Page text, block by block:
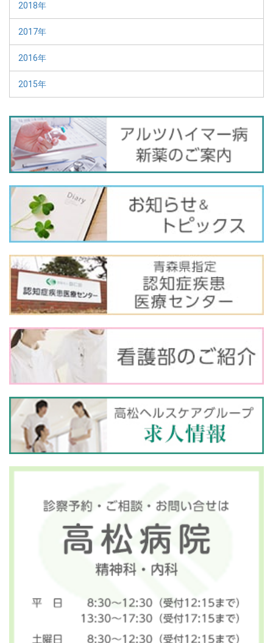
2018年
2017年
2016年
2015年
バ
ナ
ー